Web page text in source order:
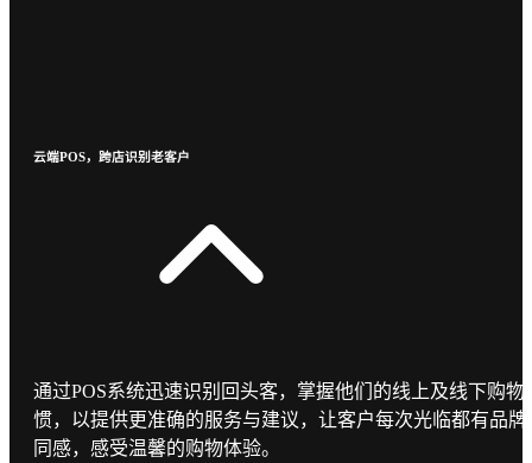
云端POS，跨店识别老客户
通过POS系统迅速识别回头客，掌握他们的线上及线下购物
惯，以提供更准确的服务与建议，让客户每次光临都有品牌
同感，感受温馨的购物体验。